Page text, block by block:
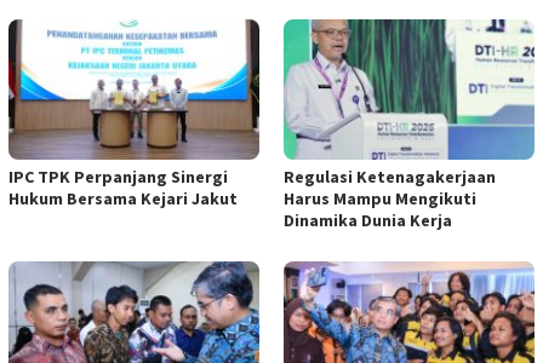
IPC TPK Perpanjang Sinergi
Hukum Bersama Kejari Jakut
Regulasi Ketenagakerjaan
Harus Mampu Mengikuti
Dinamika Dunia Kerja